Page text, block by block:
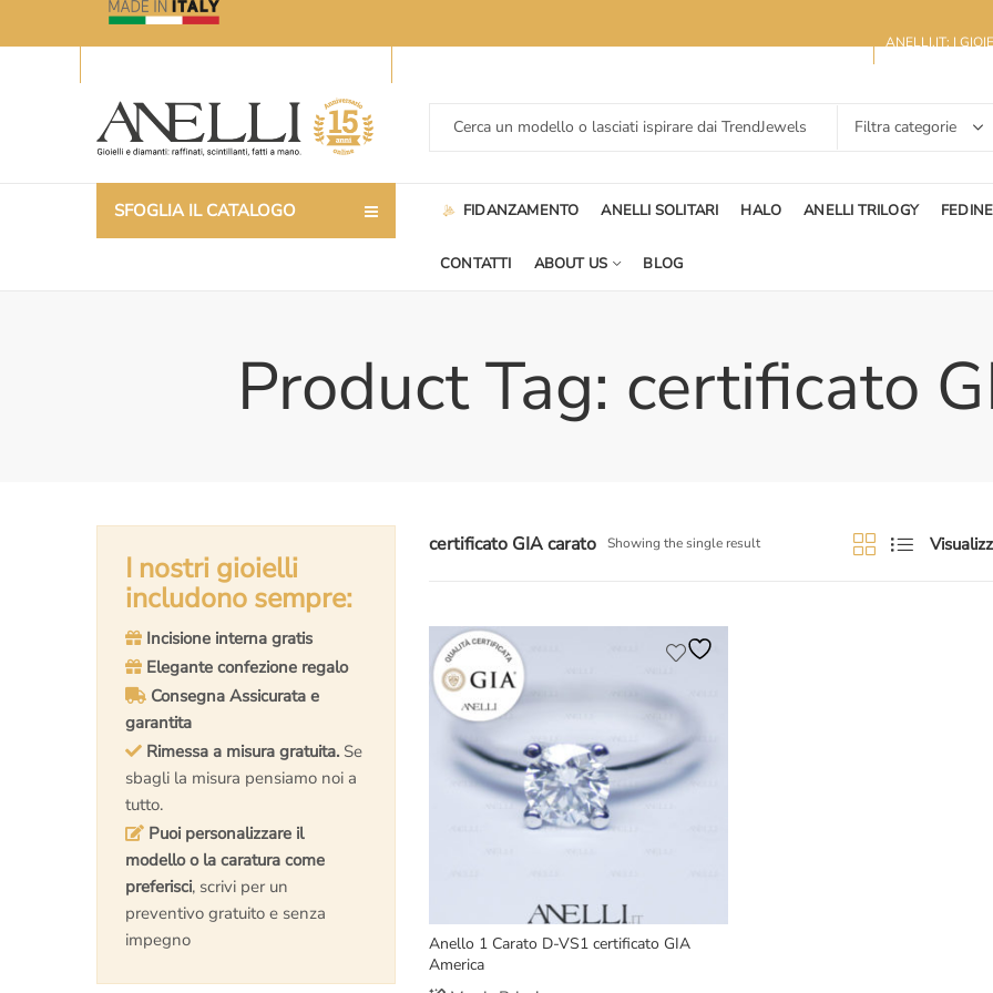
ANELLI.IT: I
SFOGLIA IL CATALOGO FIDANZAMENTO ANELLI SOLITARI HALO ANELLI TRILOGY FEDINE
CONTATTI ABOUT US BLOG
Product Tag: certificato
certificato GIA carato Showing the single result
Anello 1 Carato D-VS1 certificato GIA
America
I nostri gioielli
includono sempre:
Incisione interna gratis
Elegante confezione regalo
Consegna Assicurata e
garantita
Rimessa a misura gratuita. Se
sbagli la misura pensiamo noi a
tutto.
Puoi personalizzare il
modello o la caratura come
preferisci, scrivi per un
preventivo gratuito e senza
impegno